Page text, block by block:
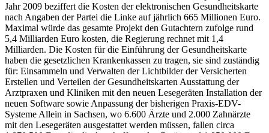
Jahr 2009 beziffert die Kosten der elektronischen Gesundheitskarte
nach Angaben der Partei die Linke auf jährlich 665 Millionen Euro.
Maximal würde das gesamte Projekt den Gutachtern zufolge rund
5,4 Milliarden Euro kosten, die Regierung rechnet mit 1,4
Milliarden. Die Kosten für die Einführung der Gesundheitskarte
haben die gesetzlichen Krankenkassen zu tragen, sie sind zuständig
für: Einsammeln und Verwalten der Lichtbilder der Versicherten
Erstellen und Verteilen der Gesundheitskarten Ausstattung der
Arztpraxen und Kliniken mit den neuen Lesegeräten Installation der
neuen Software sowie Anpassung der bisherigen Praxis-EDV-
Systeme Allein in Sachsen, wo 6.600 Ärzte und 2.000 Zahnärzte
mit den Lesegeräten ausgestattet werden müssen, fallen circa